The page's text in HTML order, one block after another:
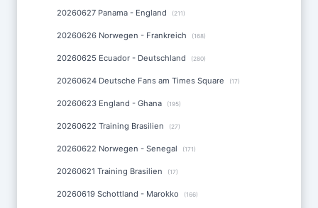
20260627 Panama - England (211)
20260626 Norwegen - Frankreich (168)
20260625 Ecuador - Deutschland (280)
20260624 Deutsche Fans am Times Square (17)
20260623 England - Ghana (195)
20260622 Training Brasilien (27)
20260622 Norwegen - Senegal (171)
20260621 Training Brasilien (17)
20260619 Schottland - Marokko (166)